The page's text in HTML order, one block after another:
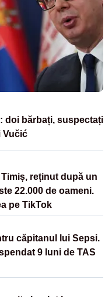
doi bărbați, suspectați
Vučić
reținut după un
22.000 de oameni.
pe TikTok
căpitanul lui Sepsi.
9 luni de TAS